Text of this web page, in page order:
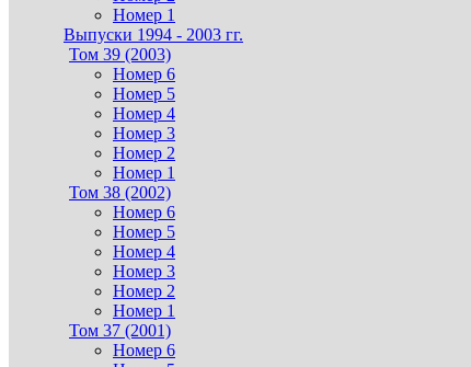
Номер 1
Выпуски 1994 - 2003 гг.
Том 39 (2003)
Номер 6
Номер 5
Номер 4
Номер 3
Номер 2
Номер 1
Том 38 (2002)
Номер 6
Номер 5
Номер 4
Номер 3
Номер 2
Номер 1
Том 37 (2001)
Номер 6